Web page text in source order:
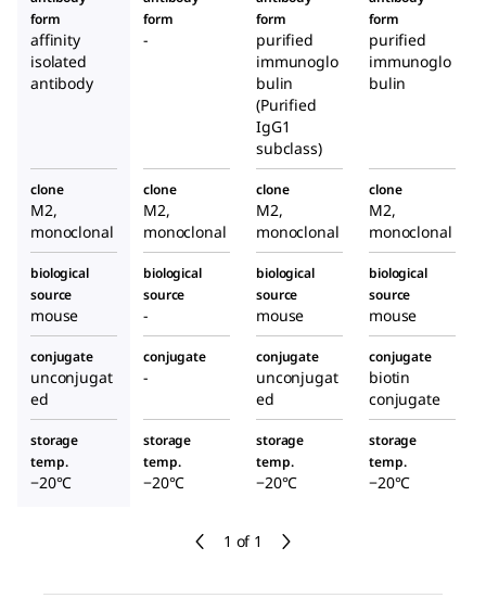
1 of 1
form
affinity
isolated
antibody
form
-
form
purified
immunoglo
bulin
(Purified
IgG1
subclass)
form
purified
immunoglo
bulin
clone
M2,
monoclonal
clone
M2,
monoclonal
clone
M2,
monoclonal
clone
M2,
monoclonal
biological
source
mouse
biological
source
-
biological
source
mouse
biological
source
mouse
conjugate
unconjugat
ed
conjugate
-
conjugate
unconjugat
ed
conjugate
biotin
conjugate
storage
temp.
−20°C
storage
temp.
−20°C
storage
temp.
−20°C
storage
temp.
−20°C